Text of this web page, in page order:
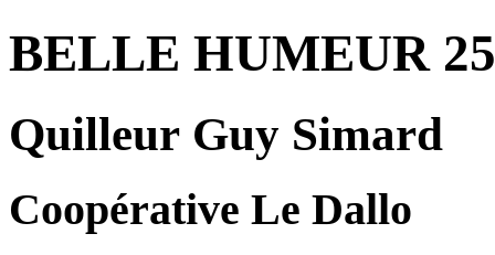
BELLE HUMEUR
Quilleur Guy Simard
Coopérative Le Dallo